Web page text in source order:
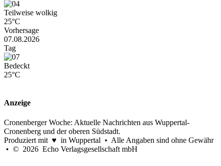
Teilweise wolkig
25°C
Vorhersage
07.08.2026
Tag
Bedeckt
25°C
Anzeige
Cronenberger Woche: Aktuelle Nachrichten aus Wuppertal-
Cronenberg und der oberen Südstadt.
Produziert mit ♥ in Wuppertal • Alle Angaben sind ohne Gewähr
• © 2026 Echo Verlagsgesellschaft mbH